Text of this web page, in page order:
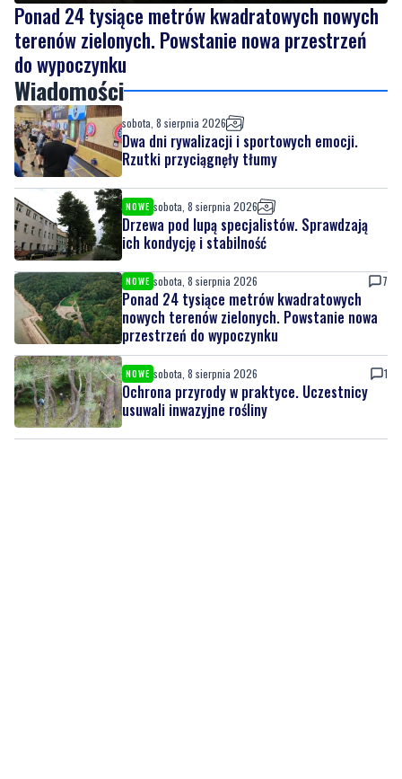
Ponad 24 tysiące metrów kwadratowych nowych
terenów zielonych. Powstanie nowa przestrzeń
do wypoczynku
Wiadomości
sobota, 8 sierpnia 2026
Dwa dni rywalizacji i sportowych emocji.
Rzutki przyciągnęły tłumy
NOWE sobota, 8 sierpnia 2026
Drzewa pod lupą specjalistów. Sprawdzają
ich kondycję i stabilność
NOWE sobota, 8 sierpnia 2026 7
Ponad 24 tysiące metrów kwadratowych
nowych terenów zielonych. Powstanie nowa
przestrzeń do wypoczynku
NOWE sobota, 8 sierpnia 2026 1
Ochrona przyrody w praktyce. Uczestnicy
usuwali inwazyjne rośliny